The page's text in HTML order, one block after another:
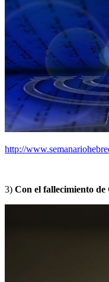
http://
3) Con el fallecimiento de